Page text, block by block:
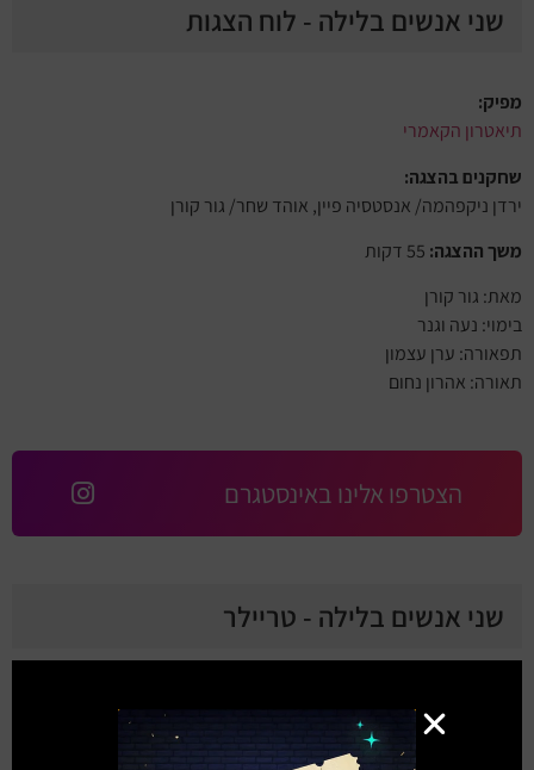
שני אנשים בלילה - לוח הצגות
מפיק:
תיאטרון הקאמרי
שחקנים בהצגה:
ירדן ניקפהמה/ אנסטסיה פיין, אוהד שחר/ גור קורן
משך ההצגה:
מאת: גור קורן
בימוי: נעה וגנר
תפאורה: ערן עצמון
תאורה: אהרון נחום
הצטרפו אלינו באינסטגרם
שני אנשים בלילה - טריילר